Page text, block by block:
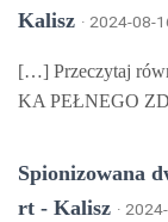
Kalisz · 2024-08-
[…] Przeczytaj
KA PEŁNEGO
Spionizowana
rt - Kalisz ·